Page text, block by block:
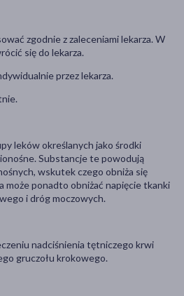
zgodnie z zaleceniami lekarza. W
się do lekarza.
przez lekarza.
leków określanych jako środki
Substancje te powodują
wskutek czego obniża się
może ponadto obniżać napięcie tkanki
i dróg moczowych.
nadciśnienia tętniczego krwi
gruczołu krokowego.